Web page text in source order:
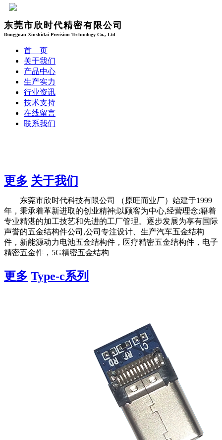
东莞市欣时代精密有限公司
Dongguan Xinshidai Precision Technology Co., Ltd
首 页
关于我们
产品中心
生产实力
行业资讯
技术支持
在线留言
联系我们
更多 关于我们
东莞市欣时代科技有限公司 （原旺而业厂）始建于1999
年，秉承着革新进取的创业精神;以顾客为中心,经营理念;籍着
专业精湛的加工技艺和先进的工厂管理。逐步发展为享有国际
声誉的五金结构件公司,公司专注设计、生产汽车五金结构
件，新能源动力电池五金结构件，医疗精密五金结构件，电子
精密五金件，5G精密五金结构
更多 Type-c系列